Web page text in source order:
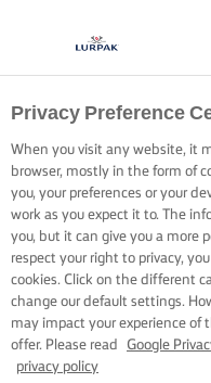
Privacy Preference
When you visit any website, it
browser, mostly in the form of
you, your preferences or your
work as you expect it to. The
you, but it can give you a more
respect your right to privacy,
cookies. Click on the different
change our default settings.
may impact your experience of
offer. Please read
Google
privacy policy